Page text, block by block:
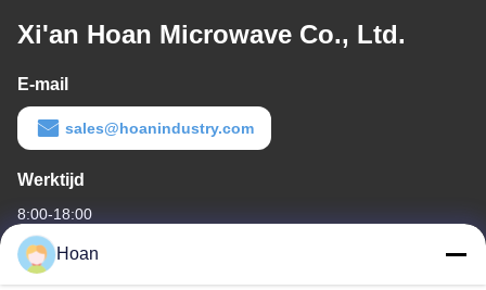
Xi'an Hoan Microwave Co., Ltd.
E-mail
sales@hoanindustry.com
Werktijd
8:00-18:00
Ons adres
Hoan